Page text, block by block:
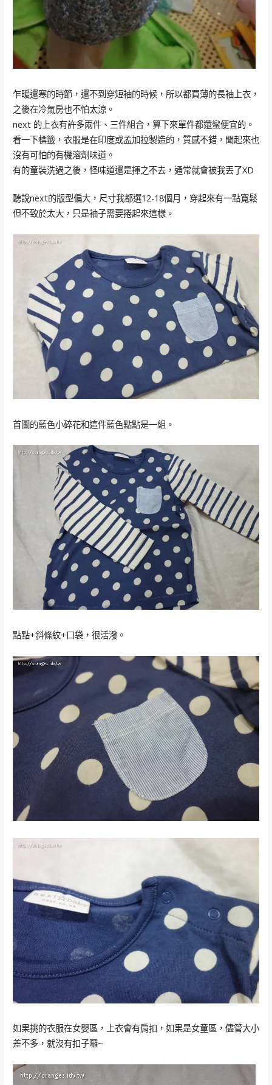
乍暖還寒的時節，還不到穿短袖的時候，所以都買薄的長袖上衣，
之後在冷氣房也不怕太涼。
next 的上衣有許多兩件、三件組合，算下來單件都還蠻便宜的。
看一下標籤，衣服是在印度或孟加拉製造的，質感不錯，聞起來也
沒有可怕的有機溶劑味道。
有的童裝洗過之後，怪味道還是揮之不去，通常就會被我丟了XD
聽說next的版型偏大，尺寸我都選12-18個月，穿起來有一點寬鬆
但不致於太大，只是袖子需要捲起來這樣。
首圖的藍色小碎花和這件藍色點點是一組。
點點+斜條紋+口袋，很活潑。
如果挑的衣服在女嬰區，上衣會有肩扣，如果是女童區，儘管大小
差不多，就沒有扣子囉~